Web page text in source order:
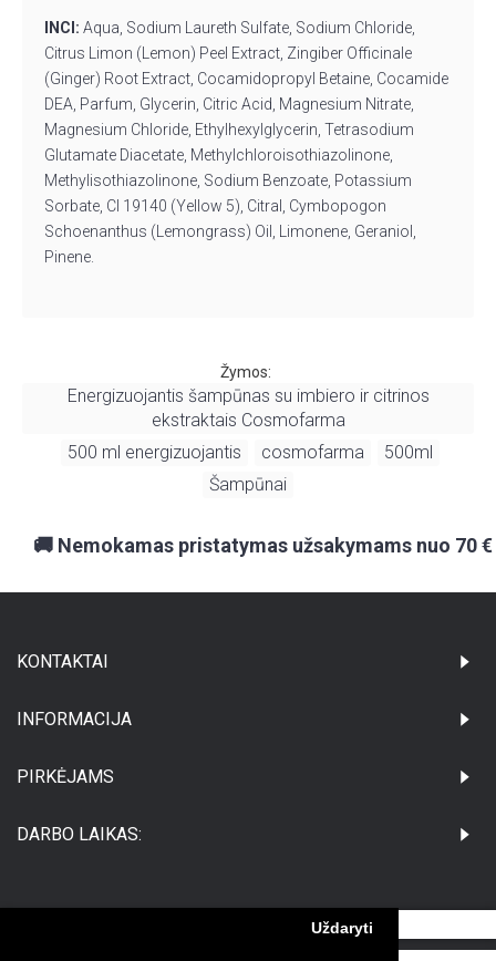
Uždaryti
INCI: Aqua, Sodium Laureth Sulfate, Sodium Chloride,
Citrus Limon (Lemon) Peel Extract, Zingiber Officinale
(Ginger) Root Extract, Cocamidopropyl Betaine, Cocamide
DEA, Parfum, Glycerin, Citric Acid, Magnesium Nitrate,
Magnesium Chloride, Ethylhexylglycerin, Tetrasodium
Glutamate Diacetate, Methylchloroisothiazolinone,
Methylisothiazolinone, Sodium Benzoate, Potassium
Sorbate, CI 19140 (Yellow 5), Citral, Cymbopogon
Schoenanthus (Lemongrass) Oil, Limonene, Geraniol,
Pinene.
Žymos:
Energizuojantis šampūnas su imbiero ir citrinos
ekstraktais Cosmofarma
500 ml energizuojantis cosmofarma 500ml
Šampūnai
🚚 Nemokamas pristatymas užsakymams nuo 70 €
KONTAKTAI
INFORMACIJA
PIRKĖJAMS
DARBO LAIKAS:
©Visos teisės saugomos UAB Medikatus